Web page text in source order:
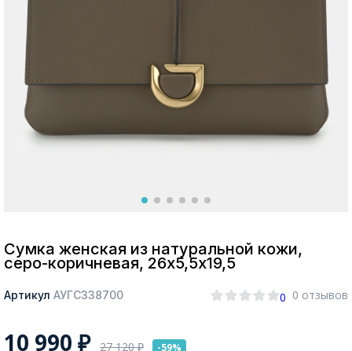
Да, все верно Изменить город
Сумка женская из натуральной кожи,
серо-коричневая, 26х5,5х19,5
Артикул АУГС338700 0 0 отзывов
10 990 ₽ 27 120₽ -59%